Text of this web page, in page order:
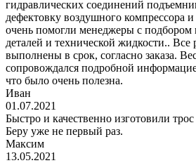
гидравлических соединений
дефектовку воздушного компрессора
очень помогли менеджеры с подбором
деталей и технической жидкости..
выполнены в срок, согласно заказа.
сопровождался подробной
что было очень полезна.
Иван
01.07.2021
Быстро и качественно изготовили
Беру уже не первый раз.
Максим
13.05.2021